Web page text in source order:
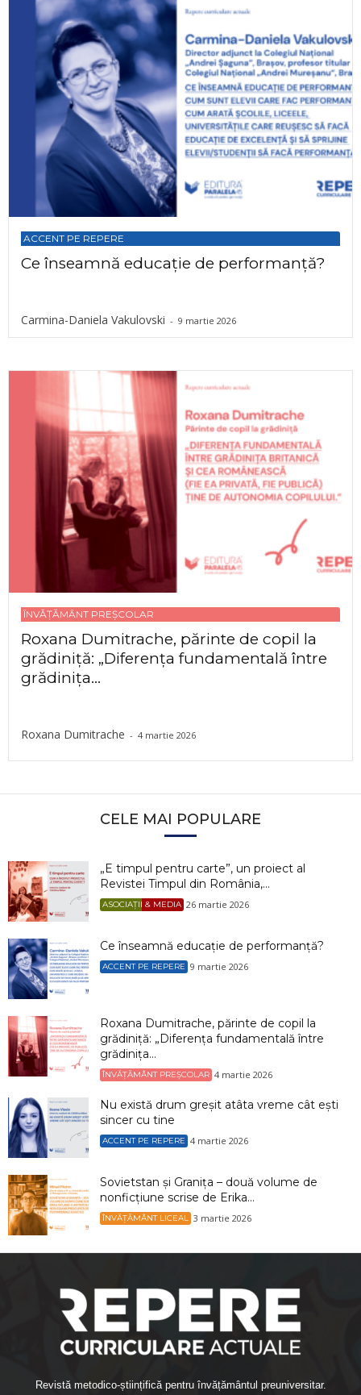
ACCENT PE REPERE
Ce înseamnă educație de performanță?
Carmina-Daniela Vakulovski - 9 martie 2026
ÎNVĂȚĂMÂNT PREȘCOLAR
Roxana Dumitrache, părinte de copil la
grădiniță: „Diferența fundamentală între
grădinița...
Roxana Dumitrache - 4 martie 2026
CELE MAI POPULARE
„E timpul pentru carte”, un proiect al
Revistei Timpul din România,...
ASOCIAȚII & MEDIA 26 martie 2026
Ce înseamnă educație de performanță?
ACCENT PE REPERE 9 martie 2026
Roxana Dumitrache, părinte de copil la
grădiniță: „Diferența fundamentală între
grădinița...
ÎNVĂȚĂMÂNT PREȘCOLAR 4 martie 2026
Nu există drum greșit atâta vreme cât ești
sincer cu tine
ACCENT PE REPERE 4 martie 2026
Sovietstan și Granița – două volume de
nonficțiune scrise de Erika...
ÎNVĂȚĂMÂNT LICEAL 3 martie 2026
Revistă metodico-științifică pentru învățământul preuniversitar.